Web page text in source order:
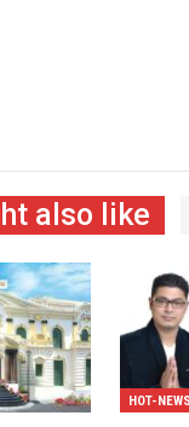
also like
HOT-NEWS